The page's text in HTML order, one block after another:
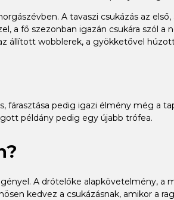
A tavaszi csukázás az
a fő szezonban igazán csukára szól
állított wobblerek, a gyökketővel
fárasztása pedig igazi élmény még a
példány pedig egy újabb trófea.
A drótelőke alapkövetelmény,
kedvez a csukázásnak, amikor a